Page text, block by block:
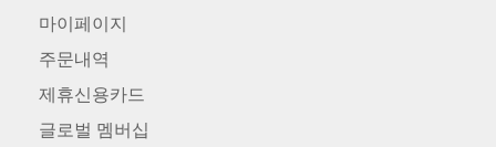
마이페이지
주문내역
제휴신용카드
글로벌 멤버십